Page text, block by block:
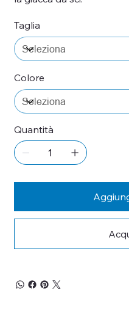
Taglia
Colore
Quantità